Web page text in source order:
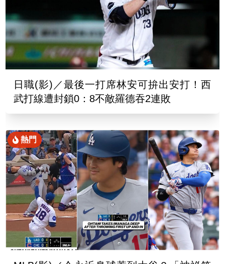
日職(影)／最後一打席林安可拚出安打！西
武打線遭封鎖0：8不敵羅德吞2連敗
熱門